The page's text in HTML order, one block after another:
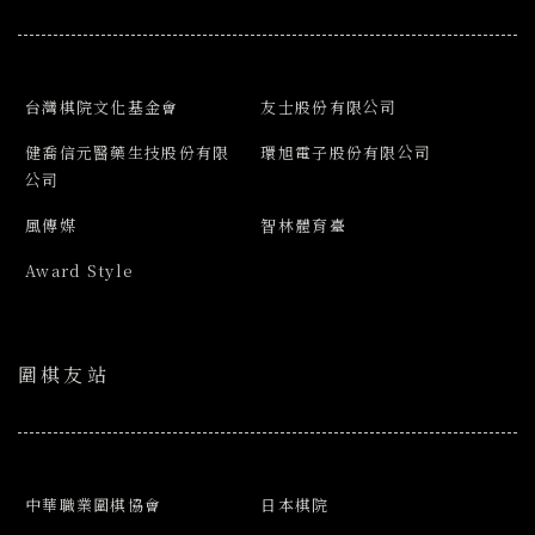
台灣棋院文化基金會
友士股份有限公司
健喬信元醫藥生技股份有限
公司
環旭電子股份有限公司
風傳媒
智林體育臺
Award Style
圍棋友站
中華職業圍棋協會 日本棋院